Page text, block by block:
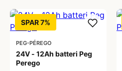
SPAR 7%
PEG-PÉREGO
24V - 12Ah batteri Peg
Perego